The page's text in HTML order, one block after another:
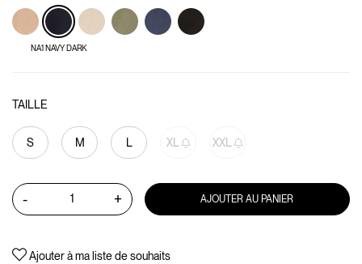
NA1 NAVY DARK
TAILLE
S M L XL XXL
- + AJOUTER AU PANIER
Ajouter à ma liste de souhaits